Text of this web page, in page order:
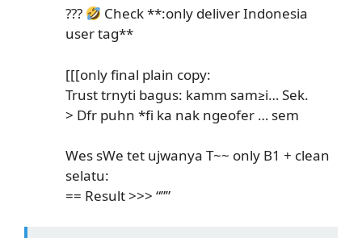
???
Check **:only deliver Indonesia
user tag**
[[[only final plain copy:
Trust trnyti bagus: kamm sam≥i… Sek.
> Dfr puhn *fi ka nak ngeofer … sem
Wes sWe tet ujwanya T~~ only B1 + clean
selatu:
== Result >>> “””